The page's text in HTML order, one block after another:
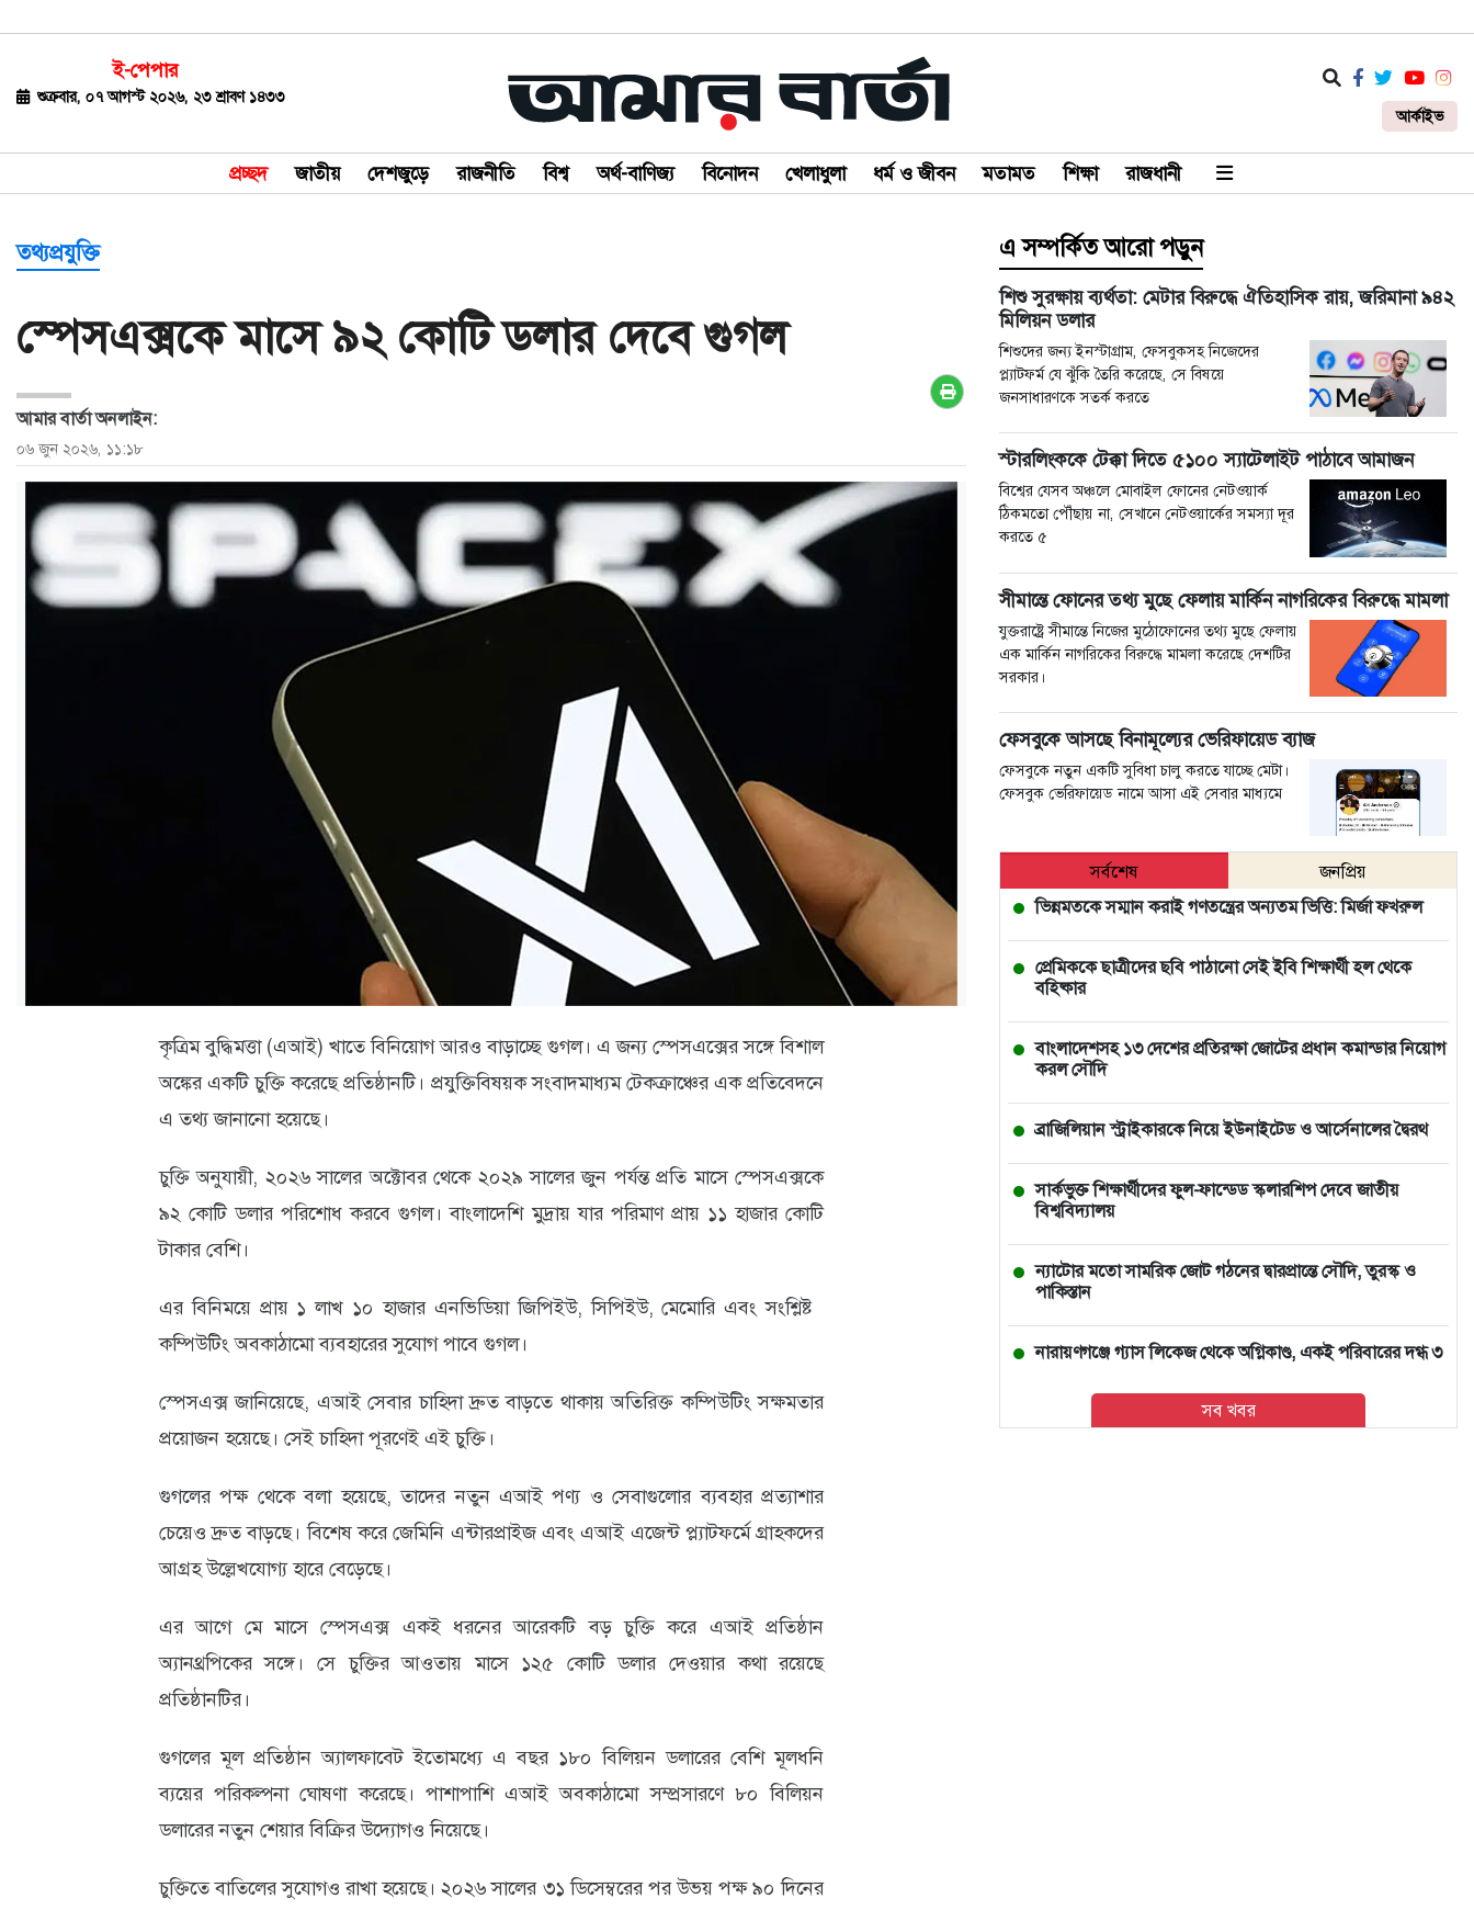
ই-পেপার
শুক্রবার, ০৭ আগস্ট ২০২৬, ২৩ শ্রাবণ ১৪৩৩
আর্কাইভ
প্রচ্ছদ জাতীয় দেশজুড়ে রাজনীতি বিশ্ব অর্থ-বাণিজ্য বিনোদন খেলাধুলা ধর্ম ও জীবন মতামত শিক্ষা রাজধানী
জাতীয়
রাজনীতি
বিশ্ব
বাণিজ্য
খেলাধুলা
ধর্ম
ও
জীবন
মতামত
তথ্যপ্রযুক্তি
স্পেসএক্সকে মাসে ৯২ কোটি ডলার দেবে গুগল
আমার বার্তা অনলাইন:
০৬ জুন ২০২৬, ১১:১৮
কৃত্রিম বুদ্ধিমত্তা (এআই) খাতে বিনিয়োগ আরও বাড়াচ্ছে গুগল। এ জন্য স্পেসএক্সের সঙ্গে বিশাল
অঙ্কের একটি চুক্তি করেছে প্রতিষ্ঠানটি। প্রযুক্তিবিষয়ক সংবাদমাধ্যম টেকক্রাঞ্চের এক প্রতিবেদনে
এ তথ্য জানানো হয়েছে।
চুক্তি অনুযায়ী, ২০২৬ সালের অক্টোবর থেকে ২০২৯ সালের জুন পর্যন্ত প্রতি মাসে স্পেসএক্সকে
৯২ কোটি ডলার পরিশোধ করবে গুগল। বাংলাদেশি মুদ্রায় যার পরিমাণ প্রায় ১১ হাজার কোটি
টাকার বেশি।
এর বিনিময়ে প্রায় ১ লাখ ১০ হাজার এনভিডিয়া জিপিইউ, সিপিইউ, মেমোরি এবং সংশ্লিষ্ট
কম্পিউটিং অবকাঠামো ব্যবহারের সুযোগ পাবে গুগল।
স্পেসএক্স জানিয়েছে, এআই সেবার চাহিদা দ্রুত বাড়তে থাকায় অতিরিক্ত কম্পিউটিং সক্ষমতার
প্রয়োজন হয়েছে। সেই চাহিদা পূরণেই এই চুক্তি।
গুগলের পক্ষ থেকে বলা হয়েছে, তাদের নতুন এআই পণ্য ও সেবাগুলোর ব্যবহার প্রত্যাশার
চেয়েও দ্রুত বাড়ছে। বিশেষ করে জেমিনি এন্টারপ্রাইজ এবং এআই এজেন্ট প্ল্যাটফর্মে গ্রাহকদের
আগ্রহ উল্লেখযোগ্য হারে বেড়েছে।
এর আগে মে মাসে স্পেসএক্স একই ধরনের আরেকটি বড় চুক্তি করে এআই প্রতিষ্ঠান
অ্যানথ্রপিকের সঙ্গে। সে চুক্তির আওতায় মাসে ১২৫ কোটি ডলার দেওয়ার কথা রয়েছে
প্রতিষ্ঠানটির।
গুগলের মূল প্রতিষ্ঠান অ্যালফাবেট ইতোমধ্যে এ বছর ১৮০ বিলিয়ন ডলারের বেশি মূলধনি
ব্যয়ের পরিকল্পনা ঘোষণা করেছে। পাশাপাশি এআই অবকাঠামো সম্প্রসারণে ৮০ বিলিয়ন
ডলারের নতুন শেয়ার বিক্রির উদ্যোগও নিয়েছে।
চুক্তিতে বাতিলের সুযোগও রাখা হয়েছে। ২০২৬ সালের ৩১ ডিসেম্বরের পর উভয় পক্ষ ৯০ দিনের
এ সম্পর্কিত আরো পড়ুন
শিশু সুরক্ষায় ব্যর্থতা: মেটার বিরুদ্ধে ঐতিহাসিক রায়, জরিমানা ৯৪২
মিলিয়ন ডলার
শিশুদের জন্য ইনস্টাগ্রাম, ফেসবুকসহ নিজেদের
প্ল্যাটফর্ম যে ঝুঁকি তৈরি করেছে, সে বিষয়ে
জনসাধারণকে সতর্ক করতে
স্টারলিংককে টেক্কা দিতে ৫১০০ স্যাটেলাইট পাঠাবে আমাজন
বিশ্বের যেসব অঞ্চলে মোবাইল ফোনের নেটওয়ার্ক
ঠিকমতো পৌঁছায় না, সেখানে নেটওয়ার্কের সমস্যা দূর
করতে ৫
সীমান্তে ফোনের তথ্য মুছে ফেলায় মার্কিন নাগরিকের বিরুদ্ধে মামলা
যুক্তরাষ্ট্রে সীমান্তে নিজের মুঠোফোনের তথ্য মুছে ফেলায়
এক মার্কিন নাগরিকের বিরুদ্ধে মামলা করেছে দেশটির
সরকার।
ফেসবুকে আসছে বিনামূল্যের ভেরিফায়েড ব্যাজ
ফেসবুকে নতুন একটি সুবিধা চালু করতে যাচ্ছে মেটা।
ফেসবুক ভেরিফায়েড নামে আসা এই সেবার মাধ্যমে
সর্বশেষ
জনপ্রিয়
ভিন্নমতকে সম্মান করাই গণতন্ত্রের অন্যতম ভিত্তি: মির্জা ফখরুল
প্রেমিককে ছাত্রীদের ছবি পাঠানো সেই ইবি শিক্ষার্থী হল থেকে
বহিষ্কার
বাংলাদেশসহ ১৩ দেশের প্রতিরক্ষা জোটের প্রধান কমান্ডার নিয়োগ
করল সৌদি
ব্রাজিলিয়ান স্ট্রাইকারকে নিয়ে ইউনাইটেড ও আর্সেনালের দ্বৈরথ
সার্কভুক্ত শিক্ষার্থীদের ফুল-ফান্ডেড স্কলারশিপ দেবে জাতীয়
বিশ্ববিদ্যালয়
ন্যাটোর মতো সামরিক জোট গঠনের দ্বারপ্রান্তে সৌদি, তুরস্ক ও
পাকিস্তান
নারায়ণগঞ্জে গ্যাস লিকেজ থেকে অগ্নিকাণ্ড, একই পরিবারের দগ্ধ ৩
আমিও বিশ্বাস করতে চাই তিনি ডিসেম্বরেই আসবেন: আইনমন্ত্রী
সব খবর